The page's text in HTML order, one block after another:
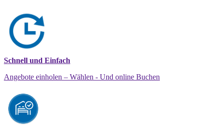
Schnell und Einfach
Angebote einholen – Wählen - Und online Buchen